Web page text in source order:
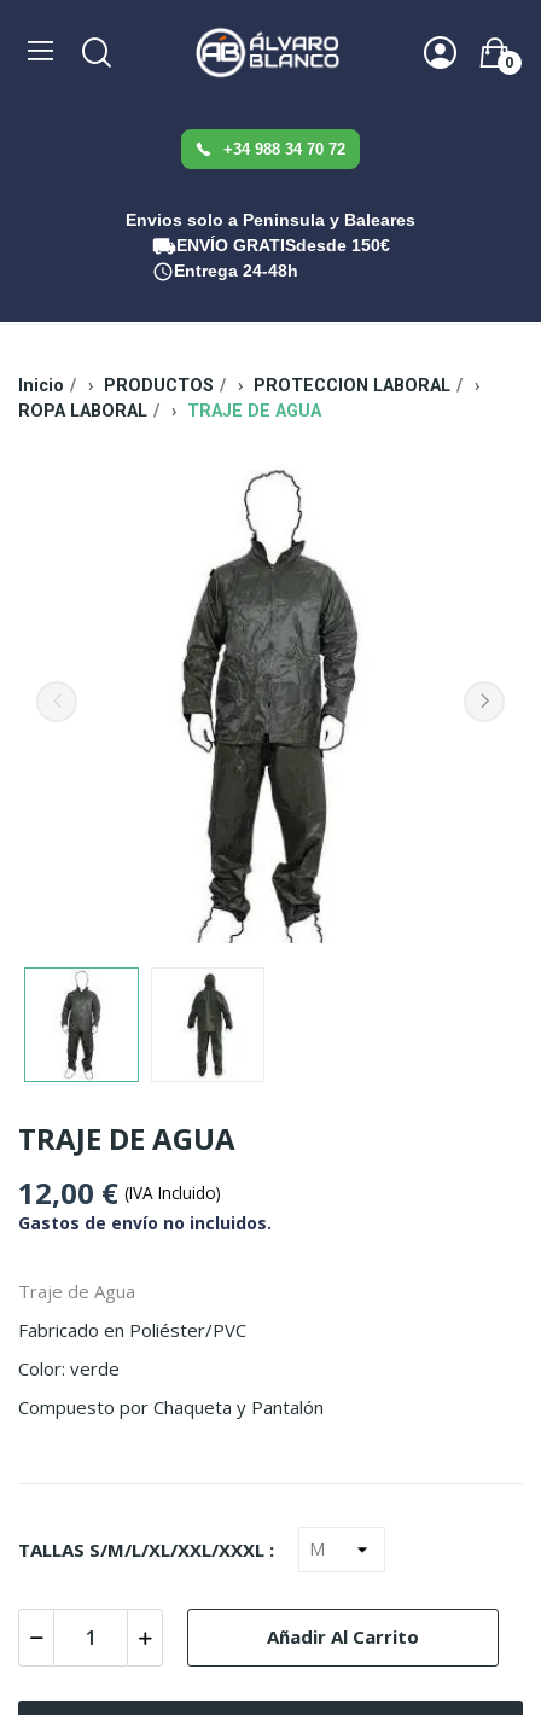
0
+34 988 34 70 72
Envios solo a Peninsula y Baleares
ENVÍO GRATISdesde 150€
Entrega 24-48h
Inicio PRODUCTOS
PROTECCION LABORAL
ROPA LABORAL
TRAJE DE AGUA
TRAJE DE AGUA
12,00 € (IVA Incluido)
Gastos de envío no incluidos.
Traje de Agua
Fabricado en Poliéster/PVC
Color: verde
Compuesto por Chaqueta y Pantalón
TALLAS S/M/L/XL/XXL/XXXL :
Añadir Al Carrito